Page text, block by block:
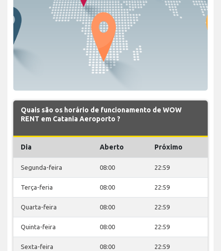
Quais são os horário de funcionamento de WOW
RENT em Catania Aeroporto ?
Dia Aberto Próximo
Segunda-feira 08:00 22:59
Terça-feria 08:00 22:59
Quarta-feira 08:00 22:59
Quinta-feira 08:00 22:59
Sexta-feira 08:00 22:59